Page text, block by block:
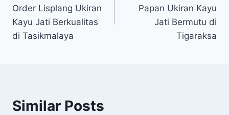
Order Lisplang Ukiran
Kayu Jati Berkualitas
di Tasikmalaya
Papan Ukiran Kayu
Jati Bermutu di
Tigaraksa
Similar Posts